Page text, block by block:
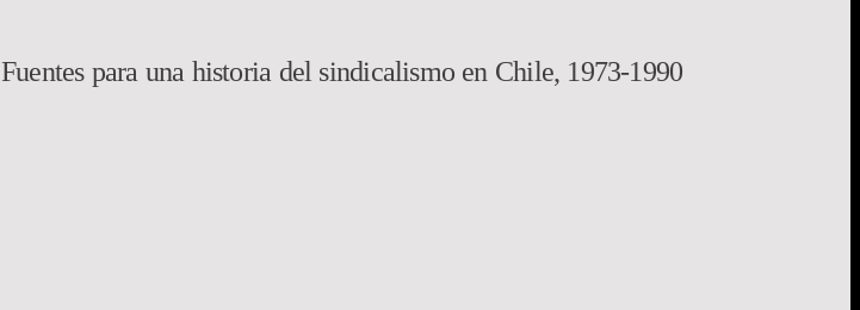
Fuentes para una historia del sindicalismo en Chile, 1973-1990